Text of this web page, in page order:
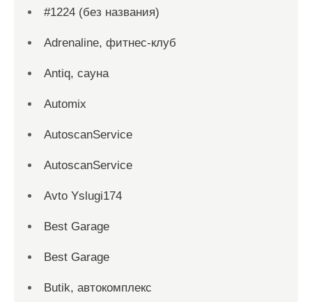
#1224 (без названия)
Adrenaline, фитнес-клуб
Antiq, сауна
Automix
AutoscanService
AutoscanService
Avto Yslugi174
Best Garage
Best Garage
Butik, автокомплекс